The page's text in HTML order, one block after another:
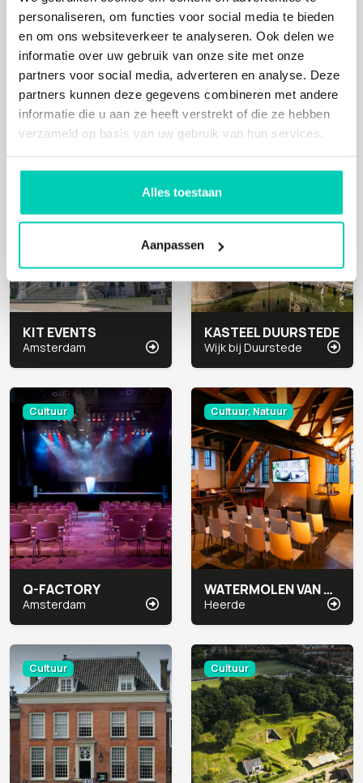
personaliseren, om functies voor social media te bieden
en om ons websiteverkeer te analyseren. Ook delen we
informatie over uw gebruik van onze site met onze
partners voor social media, adverteren en analyse. Deze
partners kunnen deze gegevens combineren met andere
informatie die u aan ze heeft verstrekt of die ze hebben
verzameld op basis van uw gebruik van hun services.
Alles toestaan
Aanpassen
DE SCHELLEBOOM
Oosterhout
MONTE DOS TRÊS MOINHOS
Santa Cruz (Portugal)
KIT EVENTS
Amsterdam
KASTEEL DUURSTEDE
Wijk bij Duurstede
Cultuur
Q-FACTORY
Amsterdam
Cultuur, Natuur
WATERMOLEN VAN RAKHORST
Heerde
Cultuur Cultuur